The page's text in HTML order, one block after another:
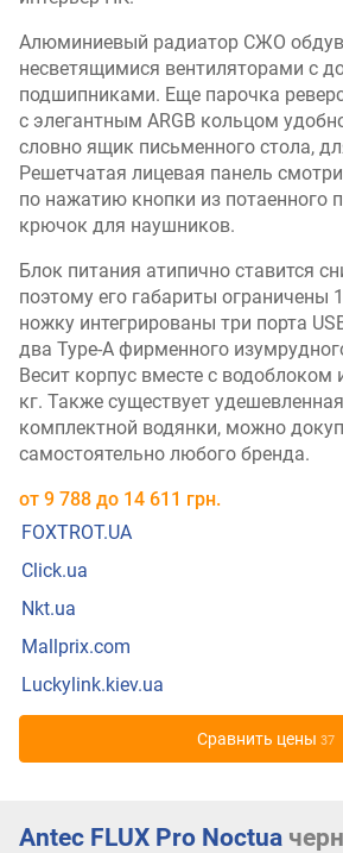
Алюминиевый радиатор СЖО
несветящимися вентиляторами с
подшипниками. Еще парочка
с элегантным ARGB кольцом
словно ящик письменного стола,
Решетчатая лицевая панель
по нажатию кнопки из потаенного
крючок для наушников.
Блок питания атипично ставится
поэтому его габариты ограничены
ножку интегрированы три порта
два Type-A фирменного
Весит корпус вместе с водоблоком
кг. Также существует
комплектной водянки, можно
самостоятельно любого бренда.
от 9 788 до 14 611 грн.
FOXTROT.UA
Click.ua
Nkt.ua
Mallprix.com
Luckylink.kiev.ua
Cравнить цены 37
Antec FLUX Pro Noctua